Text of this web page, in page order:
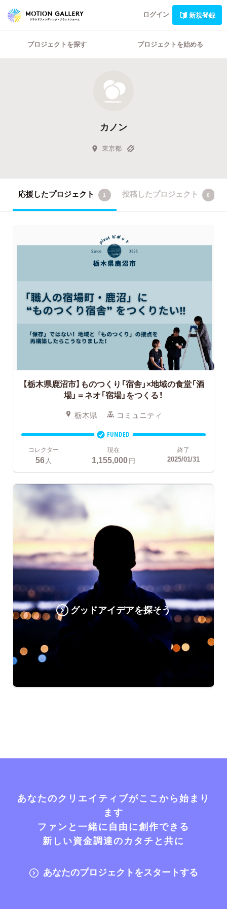
ログイン 新規登録
プロジェクトを探す プロジェクトを始める
カノン
東京都
応援したプロジェクト 1 投稿したプロジェクト 0
【栃木県鹿沼市】ものつくり「宿舎」×地域の食堂「酒
場」＝ネオ「宿場」をつくる！
栃木県 コミュニティ
FUNDED
コレクター
56 人
現在
1,155,000円
終了
2025/01/31
グッドアイデアを探そう
あなたのクリエイティブがここから始まり
ます
ファンと一緒に自由に創作できる
新しい資金調達のカタチと共に
あなたのプロジェクトをスタートする